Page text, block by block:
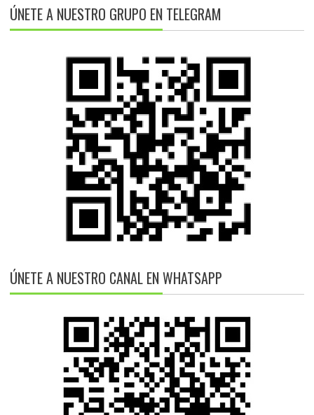
ÚNETE A NUESTRO GRUPO EN TELEGRAM
ÚNETE A NUESTRO CANAL EN WHATSAPP